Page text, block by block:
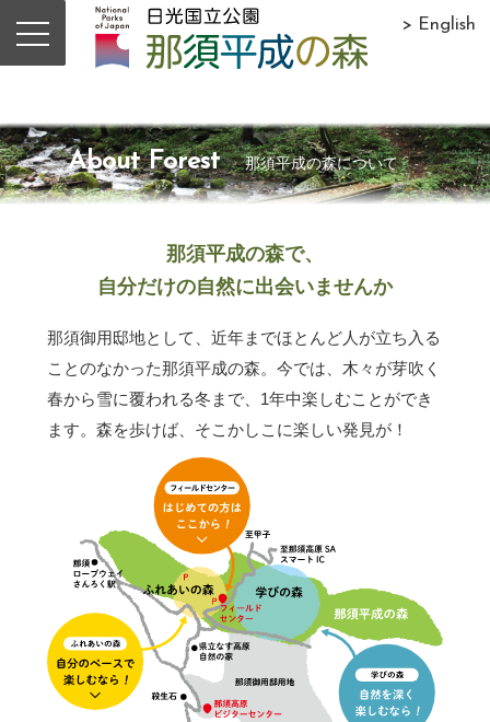
> English
About Forest 那須平成の森について
那須平成の森で、
自分だけの自然に出会いませんか
那須御用邸地として、近年までほとんど人が立ち入る
ことのなかった那須平成の森。今では、木々が芽吹く
春から雪に覆われる冬まで、1年中楽しむことができ
ます。森を歩けば、そこかしこに楽しい発見が！